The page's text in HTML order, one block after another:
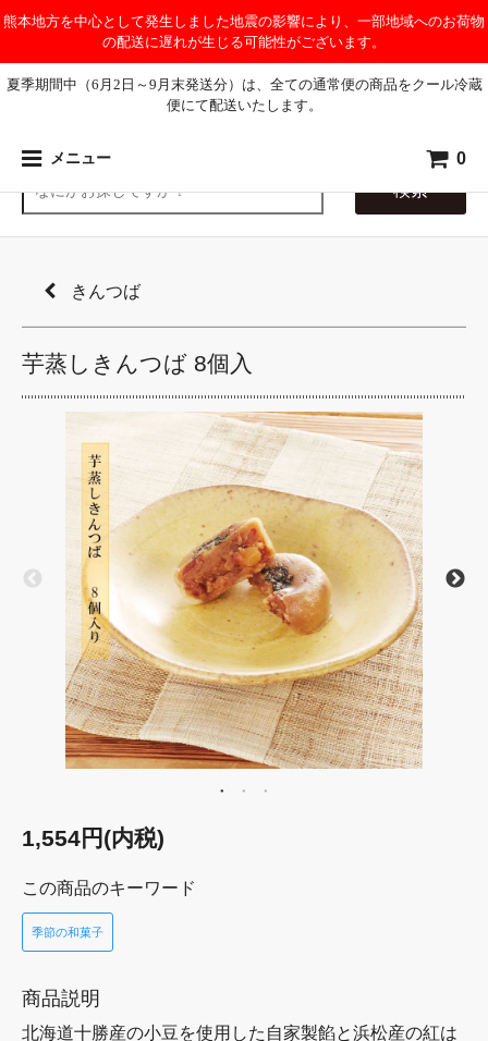
熊本地方を中心として発生しました地震の影響により、一部地域へのお荷物
の配送に遅れが生じる可能性がございます。
夏季期間中（6月2日～9月末発送分）は、全ての通常便の商品をクール冷蔵
便にて配送いたします。
メニュー
0
検索
きんつば
芋蒸しきんつば 8個入
1,554円(内税)
この商品のキーワード
季節の和菓子
商品説明
北海道十勝産の小豆を使用した自家製餡と浜松産の紅は